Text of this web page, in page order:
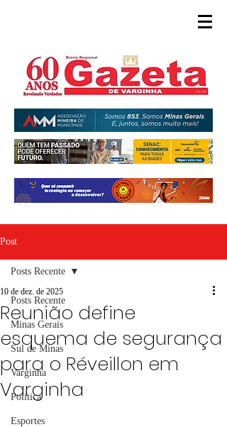
Post
Posts Recente
Minas Gerais
Sul de Minas
Varginha
Política
Esportes
Posts Recente
Reunião define
esquema de segurança
para o Réveillon em
Varginha
10 de dez. de 2025